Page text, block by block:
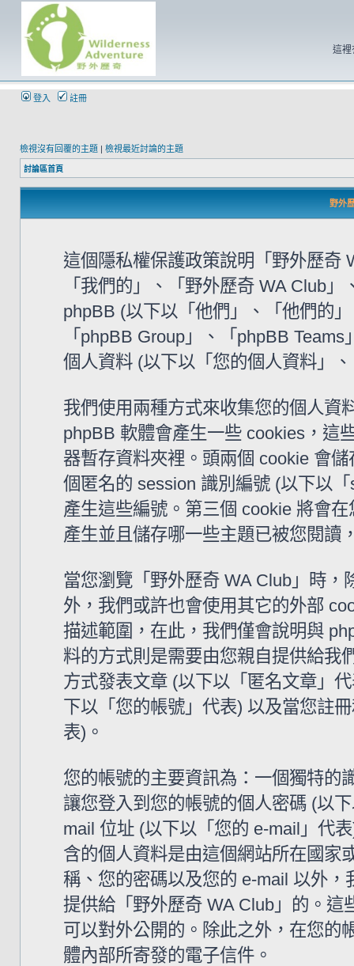
這裡
登入 註冊
檢視沒有回覆的主題 | 檢視最近討論的主題
討論區首頁
野外
這個隱私權保護政策說明「野外歷奇
「我們的」、「野外歷奇 WA Club
phpBB (以下以「他們」、「他們的
「phpBB Group」、「phpBB
個人資料 (以下以「您的個人資料」
我們使用兩種方式來收集您的個人資
phpBB 軟體會產生一些 cookies，這
器暫存資料夾裡。頭兩個 cookie 會
個匿名的 session 識別編號 (以下以
產生這些編號。第三個 cookie 將會
產生並且儲存哪一些主題已被您閱讀
當您瀏覽「野外歷奇 WA Club」時
外，我們或許也會使用其它的外部
描述範圍，在此，我們僅會說明與
料的方式則是需要由您親自提供給我
方式發表文章 (以下以「匿名文章」
下以「您的帳號」代表) 以及當您註
表)。
您的帳號的主要資訊為：一個獨特的
讓您登入到您的帳號的個人密碼 (以
mail 位址 (以下以「您的 e-mail」代
含的個人資料是由這個網站所在國家
稱、您的密碼以及您的 e-mail 以外
提供給「野外歷奇 WA Club」的。
可以對外公開的。除此之外，在您的
體內部所寄發的電子信件。